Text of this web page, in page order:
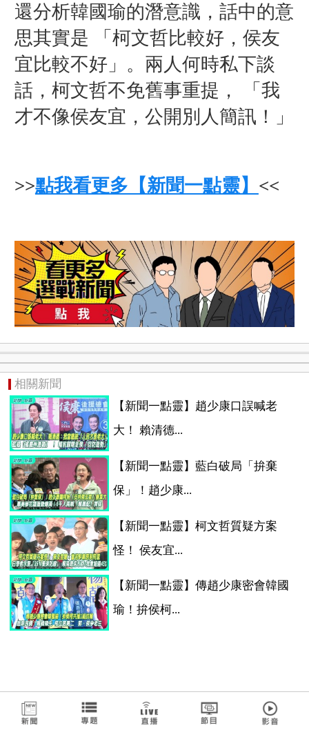
還分析韓國瑜的潛意識，話中的意
思其實是 「柯文哲比較好，侯友
宜比較不好」。兩人何時私下談
話，柯文哲不免舊事重提， 「我
才不像侯友宜，公開別人簡訊！」
>>點我看更多【新聞一點靈】 <<
相關新聞
【新聞一點靈】趙少康口誤喊老
大！ 賴清德...
【新聞一點靈】藍白破局「拚棄
保」！趙少康...
【新聞一點靈】柯文哲質疑方案
怪！ 侯友宜...
【新聞一點靈】傳趙少康密會韓國
瑜！拚侯柯...